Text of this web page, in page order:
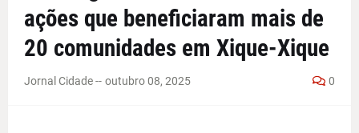
ações que beneficiaram mais de
20 comunidades em Xique-Xique
Jornal Cidade -- outubro 08, 2025 0